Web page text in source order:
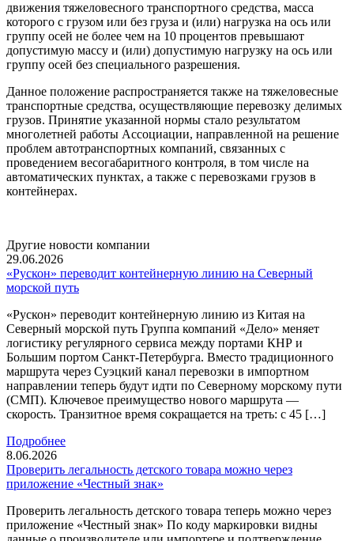
движения тяжеловесного транспортного средства, масса
которого с грузом или без груза и (или) нагрузка на ось или
группу осей не более чем на 10 процентов превышают
допустимую массу и (или) допустимую нагрузку на ось или
группу осей без специального разрешения.
Данное положение распространяется также на тяжеловесные
транспортные средства, осуществляющие перевозку делимых
грузов. Принятие указанной нормы стало результатом
многолетней работы Ассоциации, направленной на решение
проблем автотранспортных компаний, связанных с
проведением весогабаритного контроля, в том числе на
автоматических пунктах, а также с перевозками грузов в
контейнерах.
Другие новости компании
29.06.2026
«Рускон» переводит контейнерную линию на Северный
морской путь
«Рускон» переводит контейнерную линию из Китая на
Северный морской путь Группа компаний «Дело» меняет
логистику регулярного сервиса между портами КНР и
Большим портом Санкт-Петербурга. Вместо традиционного
маршрута через Суэцкий канал перевозки в импортном
направлении теперь будут идти по Северному морскому пути
(СМП). Ключевое преимущество нового маршрута —
скорость. Транзитное время сокращается на треть: с 45 […]
Подробнее
8.06.2026
Проверить легальность детского товара можно через
приложение «Честный знак»
Проверить легальность детского товара теперь можно через
приложение «Честный знак» По коду маркировки видны